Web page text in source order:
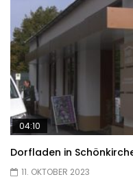
04:10
Dorfladen in
11. OKTOBER 2023